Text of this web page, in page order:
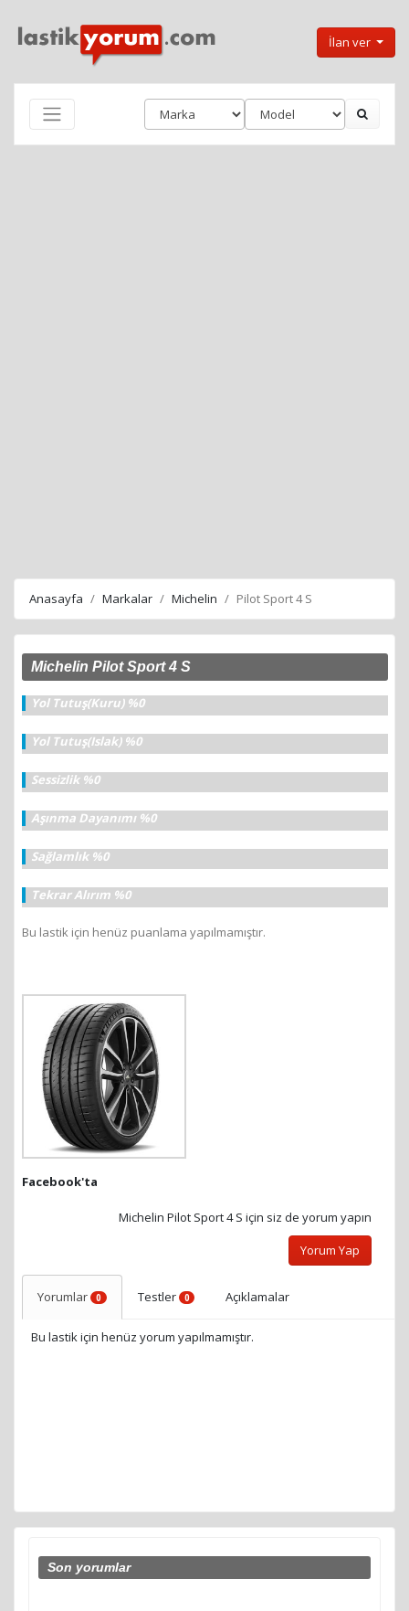
İlan ver
Anasayfa Markalar Michelin Pilot Sport 4 S
Michelin Pilot Sport 4 S
Yol Tutuş(Kuru) %0
Yol Tutuş(Islak) %0
Sessizlik %0
Aşınma Dayanımı %0
Sağlamlık %0
Tekrar Alırım %0
Bu lastik için henüz puanlama yapılmamıştır.
Facebook'ta
Michelin Pilot Sport 4 S için siz de yorum yapın
Yorum Yap
Yorumlar 0 Testler 0 Açıklamalar
Bu lastik için henüz yorum yapılmamıştır.
Son yorumlar